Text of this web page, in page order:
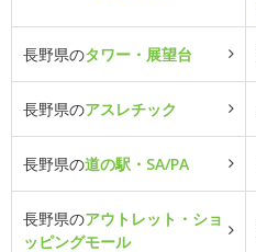
長野県のタワー・展望台
長野県のアスレチック
長野県の道の駅・SA/PA
長野県のアウトレット・ショ
ッピングモール